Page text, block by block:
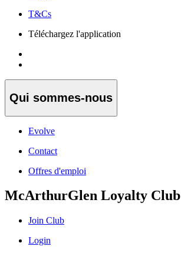
T&Cs
Téléchargez l'application
Qui sommes-nous
Evolve
Contact
Offres d'emploi
McArthurGlen Loyalty Club
Join Club
Login